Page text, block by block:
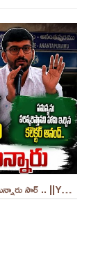
వైసీపీ నాయకులు మా భూమి విషయంలో ఇబ్బందులు పెడుతున్నారు సార్ .. ||YES 9TV